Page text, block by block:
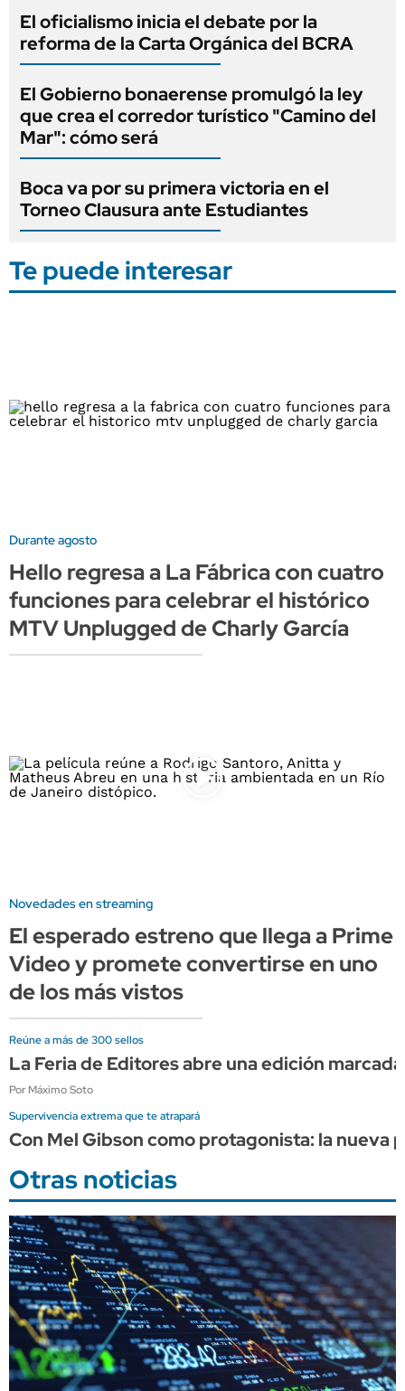
El oficialismo inicia el debate por la
reforma de la Carta Orgánica del BCRA
El Gobierno bonaerense promulgó la ley
que crea el corredor turístico "Camino del
Mar": cómo será
Boca va por su primera victoria en el
Torneo Clausura ante Estudiantes
Te puede interesar
Durante agosto
Hello regresa a La Fábrica con cuatro
funciones para celebrar el histórico
MTV Unplugged de Charly García
Novedades en streaming
El esperado estreno que llega a Prime
Video y promete convertirse en uno
de los más vistos
Reúne a más de 300 sellos
La Feria de Editores abre una edición
Por Máximo Soto
Supervivencia extrema que te atrapará
Con Mel Gibson como protagonista: la nueva
Otras noticias